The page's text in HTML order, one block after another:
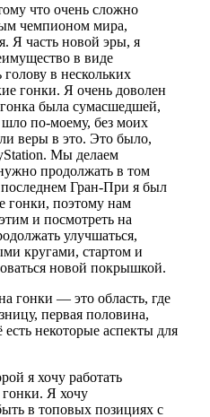
что очень сложно
чемпионом мира,
Я часть новой эры, я
в виде
в нескольких
гонки. Я очень доволен
была сумасшедшей,
по-моему, без моих
веры в это. Это было,
Мы делаем
продолжать в том
Гран-При я был
гонки, поэтому нам
и посмотреть на
улучшаться,
кругами, стартом и
новой покрышкой.
гонки — это область, где
первая половина,
есть некоторые аспекты для
я хочу работать
гонки. Я хочу
в топовых позициях с